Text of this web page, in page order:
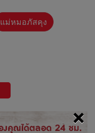
×
แม่หมอภัสคุง